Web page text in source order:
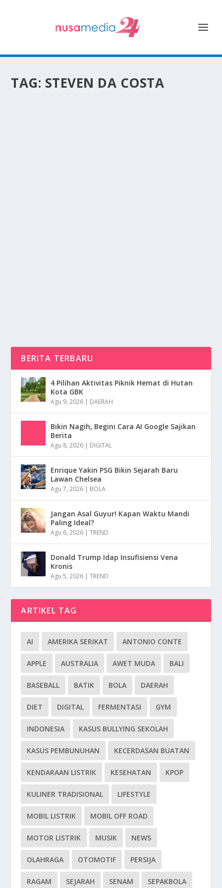
TAG: STEVEN DA COSTA
BERITA TERBARU
4 Pilihan Aktivitas Piknik Hemat di Hutan
Kota GBK
Agu 9, 2026 | DAERAH
Bikin Nagih, Begini Cara AI Google Sajikan
Berita
Agu 8, 2026 | DIGITAL
Enrique Yakin PSG Bikin Sejarah Baru
Lawan Chelsea
Agu 7, 2026 | BOLA
Jangan Asal Guyur! Kapan Waktu Mandi
Paling Ideal?
Agu 6, 2026 |TREND
Donald Trump Idap Insufisiensi Vena
Kronis
Agu 5, 2026 |TREND
ARTIKEL TAG
AI AMERIKA SERIKAT ANTONIO CONTE
APPLE AUSTRALIA AWET MUDA BALI
BASEBALL BATIK BOLA DAERAH
DIET DIGITAL FERMENTASI GYM
INDONESIA KASUS BULLYING SEKOLAH
KASUS PEMBUNUHAN KECERDASAN BUATAN
KENDARAAN LISTRIK KESEHATAN KPOP
KULINER TRADISIONAL LIFESTYLE
MOBIL LISTRIK MOBIL OFF ROAD
MOTOR LISTRIK MUSIK NEWS
OLAHRAGA OTOMOTIF PERSIJA
RAGAM SEJARAH SENAM SEPAKBOLA